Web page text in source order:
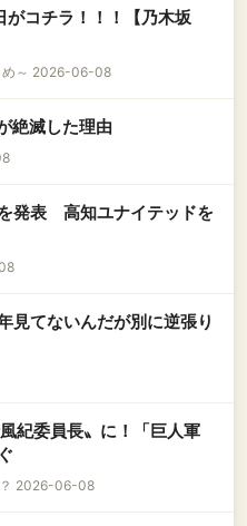
コチラ！！！【乃木坂
め～ 2026-06-08
絶滅した理由
発表 高知ユナイテッドを
見てないんだが別に逆張り
紀委員長〟に！「巨人軍
？ 2026-06-08